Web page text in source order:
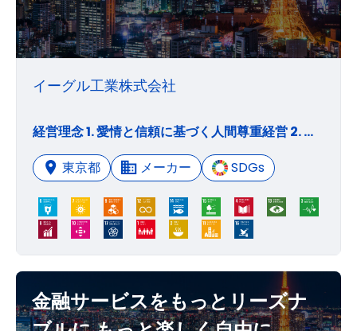
イーグル工業株式会社
経営理念 1. 愛情と信頼に基づく人間尊重経営 2. 派閥の無い強固な団結による風通しのよい経営 3. 超常識の努力を惜しまない逆境に強い経営 4. 常に夢を求める計画経営 経営方針 1. 経営資源を重点分野に集中させ、より強く、より独自性に富んだ部品メーカーになること 2. 営業第一線から製造現場まで、コスト削減を徹底し、収益体質をより強固なものとすること 3. 品質向上のための研究を重ね、技術に裏打ちされた独自性のある、かつ社会に有用な商品を世界中で生産・販売すること 経営基本方針 当社の経営に対する基本的考え方は「企業は株主、従業員、地域社会の3者の共有物であり、これにお客様、サプライヤー、金融機関等を加えたいわゆるステイクホルダーのすべてが常に誇りを持てる会社となる」ということであります。そのために遵法精神に則り、社会に貢献する商品を通して高い収益力を持った強い会社となるよう、不断の企業活動を展開しております。 お客様 ・ニーズにかなった高品質の製品が、合理的なコスト・納期で的確に供給されること ・納入された製品に関し、維持・修理のアフターケアが適切になされること ・技術力を持ち、新製品の開発、新分野への展開を支えてくれる信頼できるパートナーであること 従業員 ・勤労を通じ適切な報酬を得ること ・生産活動を通じ社会に貢献すること ・物質的・精神的両面から豊かな生活を追及する糧が得られ、多様な目標が高い次元で達成される場が提供されること 社会 ・健全な企業活動が行われ、安定した納税・雇用機会創出がなされること ・集団として社会との広範なつながりがはぐくまれ、地域社会の活性化に貢献すること製品の普及を通じ環境保全に資すること 金融機関 ・信用供与等の金融取引を反復・継続して行い、リスクに見合った適切な収益が得られること ・取引を通じ、金融取引における応用性を拡大するとともに、企業としての信頼性の向上が得られること 取引先 ・製品・サービスを安定して納め、それに伴う適切な対価が得られること ・取引を通じ、技術力を高めたり新分野を切り開いたり、あるいは企業としての信頼性の向上が得られること 株主 ・企業価値が確実に向上していくこと ・配当と企業体質強化のための内部留保とのバランスをとり、長期的かつ安定した適切な株主還元がなされること
東京都
メーカー SDGs
金融サービスをもっとリーズナ